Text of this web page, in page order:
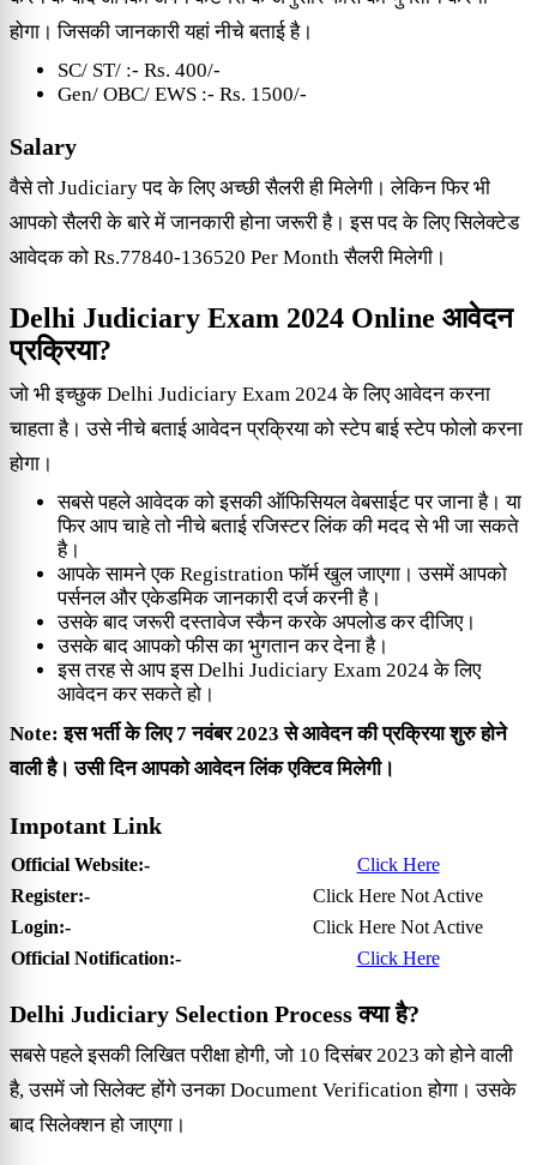
होगा। जिसकी जानकारी यहां नीचे बताई है।
SC/ ST/ :- Rs. 400/-
Gen/ OBC/ EWS :- Rs. 1500/-
Salary
वैसे तो Judiciary पद के लिए अच्छी सैलरी ही मिलेगी। लेकिन फिर भी
आपको सैलरी के बारे में जानकारी होना जरूरी है। इस पद के लिए सिलेक्टेड
आवेदक को Rs.77840-136520 Per Month सैलरी मिलेगी।
Delhi Judiciary Exam 2024 Online आवेदन
प्रक्रिया?
जो भी इच्छुक Delhi Judiciary Exam 2024 के लिए आवेदन करना
चाहता है। उसे नीचे बताई आवेदन प्रक्रिया को स्टेप बाई स्टेप फोलो करना
होगा।
सबसे पहले आवेदक को इसकी ऑफिसियल वेबसाईट पर जाना है। या
फिर आप चाहे तो नीचे बताई रजिस्टर लिंक की मदद से भी जा सकते
है।
आपके सामने एक Registration फॉर्म खुल जाएगा। उसमें आपको
पर्सनल और एकेडमिक जानकारी दर्ज करनी है।
उसके बाद जरूरी दस्तावेज स्कैन करके अपलोड कर दीजिए।
उसके बाद आपको फीस का भुगतान कर देना है।
इस तरह से आप इस Delhi Judiciary Exam 2024 के लिए
आवेदन कर सकते हो।
Note: इस भर्ती के लिए 7 नवंबर 2023 से आवेदन की प्रक्रिया शुरु होने
वाली है। उसी दिन आपको आवेदन लिंक एक्टिव मिलेगी।
Impotant Link
Official Website:-
Click Here
Register:-
Click Here Not Active
Login:-
Click Here Not Active
Official Notification:-
Click Here
Delhi Judiciary Selection Process क्या है?
सबसे पहले इसकी लिखित परीक्षा होगी, जो 10 दिसंबर 2023 को होने वाली
है, उसमें जो सिलेक्ट होंगे उनका Document Verification होगा। उसके
बाद सिलेक्शन हो जाएगा।